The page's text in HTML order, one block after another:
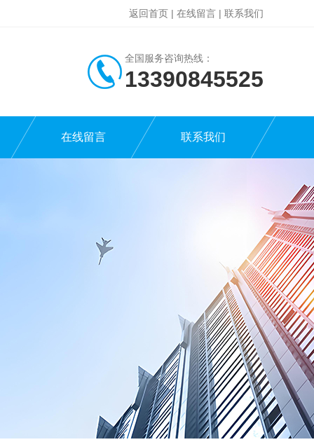
返回首页 | 在线留言 | 联系我们
全国服务咨询热线：
13390845525
在线留言 联系我们